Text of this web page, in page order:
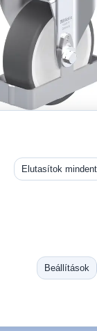
125R-FS
Teherbírás
Ugrás:
Rendezés:
Elutasítok mindent
Beállítások